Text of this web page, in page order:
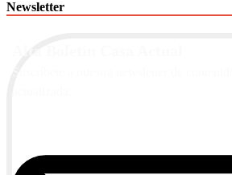
Newsletter